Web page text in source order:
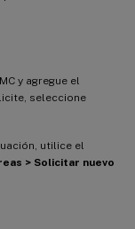
y agregue el
seleccione
utilice el
> Solicitar nuevo